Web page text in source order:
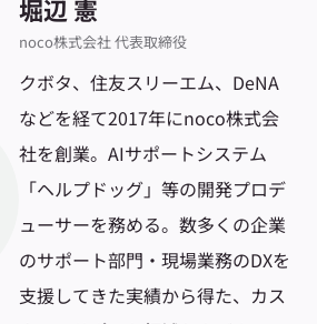
堀辺 憲
noco株式会社 代表取締役
クボタ、住友スリーエム、DeNA
などを経て2017年にnoco株式会
社を創業。AIサポートシステム
「ヘルプドッグ」等の開発プロデ
ューサーを務める。数多くの企業
のサポート部門・現場業務のDXを
支援してきた実績から得た、カス